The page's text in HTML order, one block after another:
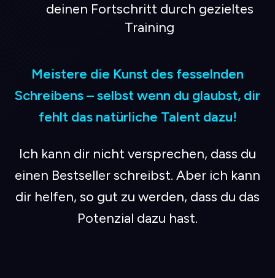
deinen Fortschritt durch gezieltes
Training
Meistere die Kunst des fesselnden
Schreibens – selbst wenn du glaubst, dir
fehlt das natürliche Talent dazu!
Ich kann dir nicht versprechen, dass du
einen Bestseller schreibst. Aber ich kann
dir helfen, so gut zu werden, dass du das
Potenzial dazu hast.